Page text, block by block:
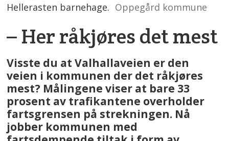
Hellerasten barnehage. Oppegård kommune
– Her råkjøres det mest
Visste du at Valhallaveien er den
veien i kommunen der det råkjøres
mest? Målingene viser at bare 33
prosent av trafikantene overholder
fartsgrensen på strekningen. Nå
jobber kommunen med